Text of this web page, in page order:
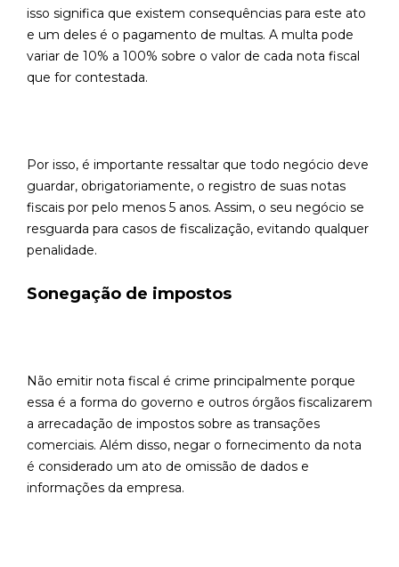
isso significa que existem consequências para este ato
e um deles é o pagamento de multas. A multa pode
variar de 10% a 100% sobre o valor de cada nota fiscal
que for contestada.
Por isso, é importante ressaltar que todo negócio deve
guardar, obrigatoriamente, o registro de suas notas
fiscais por pelo menos 5 anos. Assim, o seu negócio se
resguarda para casos de fiscalização, evitando qualquer
penalidade.
Sonegação de impostos
Não emitir nota fiscal é crime principalmente porque
essa é a forma do governo e outros órgãos fiscalizarem
a arrecadação de impostos sobre as transações
comerciais. Além disso, negar o fornecimento da nota
é considerado um ato de omissão de dados e
informações da empresa.